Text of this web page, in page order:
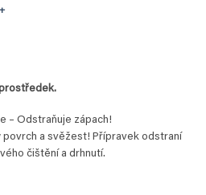
– Odstraňuje zápach!
povrch a svěžest! Přípravek odstraní
čištění a drhnutí.